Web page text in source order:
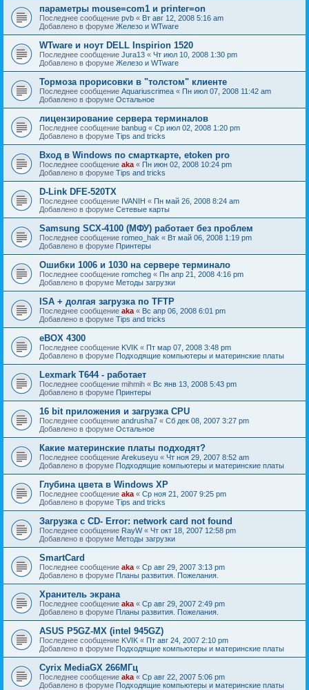
параметры mouse=com1 и printer=on
Последнее сообщение pvb « Вт авг 12, 2008 5:16 am
Добавлено в форуме Железо и WTware
WTware и ноут DELL Inspirion 1520
Последнее сообщение Jura13 « Чт июл 10, 2008 1:30 pm
Добавлено в форуме Железо и WTware
Тормоза прорисовки в "толстом" клиенте
Последнее сообщение Aquariuscrimea « Пн июл 07, 2008 11:42 am
Добавлено в форуме Остальное
лицензирование сервера терминалов
Последнее сообщение banbug « Ср июл 02, 2008 1:20 pm
Добавлено в форуме Tips and tricks
Вход в Windows по смарткарте, etoken pro
Последнее сообщение aka « Пн июн 02, 2008 10:24 pm
Добавлено в форуме Tips and tricks
D-Link DFE-520TX
Последнее сообщение IVANIH « Пн май 26, 2008 8:24 am
Добавлено в форуме Сетевые карты
Samsung SCX-4100 (МФУ) работает без проблем
Последнее сообщение romeo_hak « Вт май 06, 2008 1:19 pm
Добавлено в форуме Принтеры
Ошибки 1006 и 1030 на сервере терминало
Последнее сообщение romcheg « Пн апр 21, 2008 4:16 pm
Добавлено в форуме Методы загрузки
ISA + долгая загрузка по TFTP
Последнее сообщение aka « Вс апр 06, 2008 6:01 pm
Добавлено в форуме Tips and tricks
eBOX 4300
Последнее сообщение KVIK « Пт мар 07, 2008 3:48 pm
Добавлено в форуме Подходящие компьютеры и материнские платы
Lexmark T644 - работает
Последнее сообщение mihmih « Вс янв 13, 2008 5:43 pm
Добавлено в форуме Принтеры
16 bit приложения и загрузка CPU
Последнее сообщение andrusha7 « Сб дек 08, 2007 3:27 pm
Добавлено в форуме Остальное
Какие материнские платы подходят?
Последнее сообщение Arekuseyu « Чт ноя 29, 2007 8:52 am
Добавлено в форуме Подходящие компьютеры и материнские платы
Глубина цвета в Windows XP
Последнее сообщение aka « Ср ноя 21, 2007 9:25 pm
Добавлено в форуме Tips and tricks
Загрузка с CD- Error: network card not found
Последнее сообщение RayW« Чт окт 18, 2007 12:58 pm
Добавлено в форуме Методы загрузки
SmartCard
Последнее сообщение aka « Ср авг 29, 2007 3:13 pm
Добавлено в форуме Планы развития. Пожелания.
Хранитель экрана
Последнее сообщение aka « Ср авг 29, 2007 2:49 pm
Добавлено в форуме Планы развития. Пожелания.
ASUS P5GZ-MX (intel 945GZ)
Последнее сообщение KVIK « Пт авг 24, 2007 2:10 pm
Добавлено в форуме Подходящие компьютеры и материнские платы
Cyrix MediaGX 266МГц
Последнее сообщение aka « Ср авг 22, 2007 5:06 pm
Добавлено в форуме Подходящие компьютеры и материнские платы